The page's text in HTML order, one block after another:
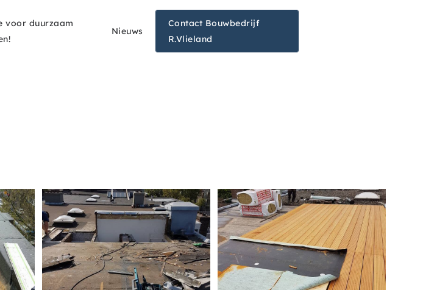
voor duurzaam
Nieuws
Contact Bouwbedrijf
R.Vlieland